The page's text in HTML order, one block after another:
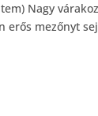
Nagy
erős mezőnyt